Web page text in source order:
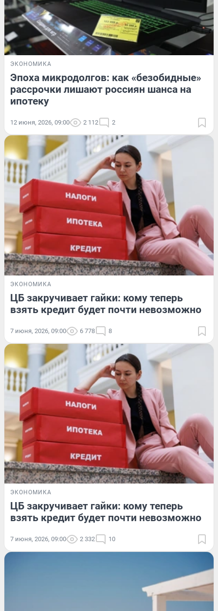
ЭКОНОМИКА
Эпоха микродолгов: как «безобидные»
рассрочки лишают россиян шанса на
ипотеку
12 июня, 2026, 09:00 2 112 2
ЭКОНОМИКА
ЦБ закручивает гайки: кому теперь
взять кредит будет почти невозможно
7 июня, 2026, 09:00 6 778 8
ЭКОНОМИКА
ЦБ закручивает гайки: кому теперь
взять кредит будет почти невозможно
7 июня, 2026, 09:00 2 332 10